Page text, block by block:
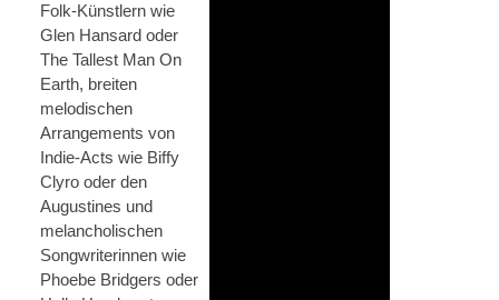
Folk-Künstlern wie
Glen Hansard oder
The Tallest Man On
Earth, breiten
melodischen
Arrangements von
Indie-Acts wie Biffy
Clyro oder den
Augustines und
melancholischen
Songwriterinnen wie
Phoebe Bridgers oder